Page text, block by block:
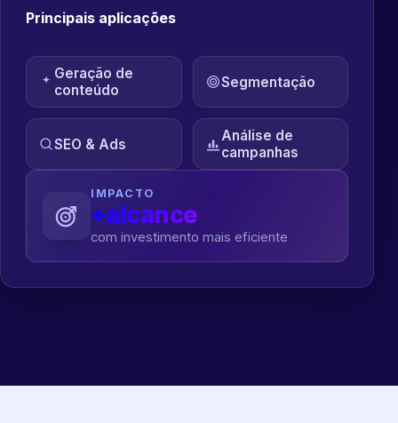
Principais aplicações
Geração de
conteúdo
Segmentação
SEO & Ads
Análise de
campanhas
IMPACTO
+alcance
com investimento mais eficiente